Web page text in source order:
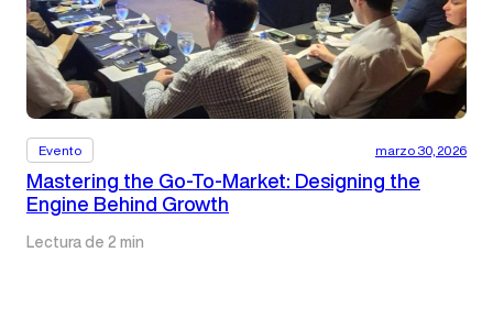
Evento marzo 30, 2026
Mastering the Go-To-Market: Designing the
Engine Behind Growth
Lectura de 2 min